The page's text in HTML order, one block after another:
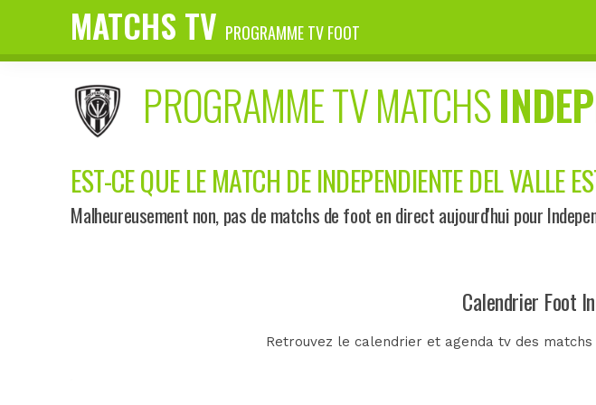
MATCHS TV PROGRAMME TV FOOT
PROGRAMME TV MATCHS
EST-CE QUE LE MATCH DE INDEPENDIENTE DEL VALLE
Malheureusement non, pas de matchs de foot en direct aujourd'hui pour
Calendrier Foot
Retrouvez le calendrier et agenda tv des